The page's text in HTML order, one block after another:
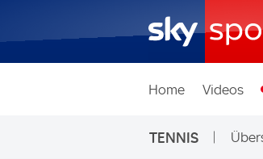
Home Videos
TENNIS